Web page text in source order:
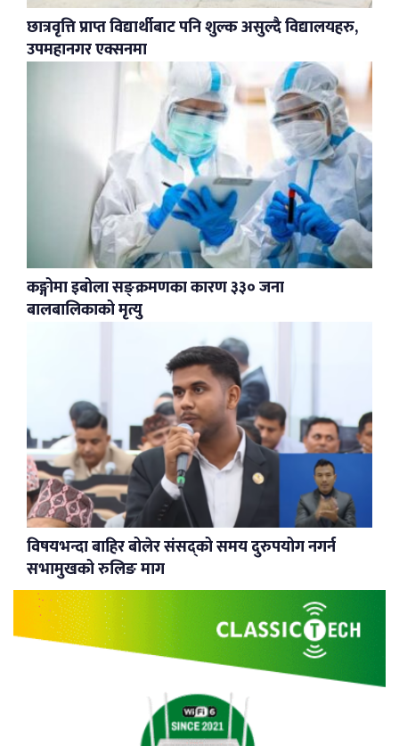
छात्रवृत्ति प्राप्त विद्यार्थीबाट पनि शुल्क असुल्दै विद्यालयहरु,
उपमहानगर एक्सनमा
कङ्गोमा इबोला सङ्क्रमणका कारण ३३० जना
बालबालिकाको मृत्यु
विषयभन्दा बाहिर बोलेर संसद्को समय दुरुपयोग नगर्न
सभामुखको रुलिङ माग